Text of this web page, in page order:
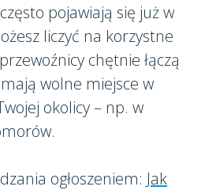
pojawiają się już w
liczyć na korzystne
chętnie łączą
wolne miejsce w
okolicy – np. w
ogłoszeniem: Jak